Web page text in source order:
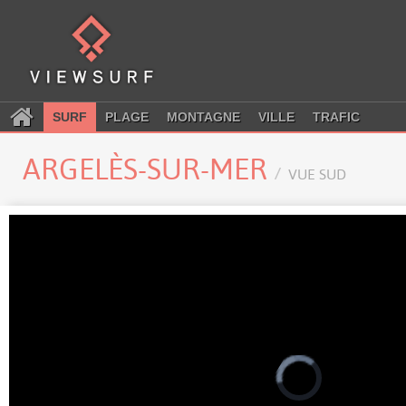
SURF PLAGE MONTAGNE VILLE TRAFIC
ARGELÈS-SUR-MER VUE SUD